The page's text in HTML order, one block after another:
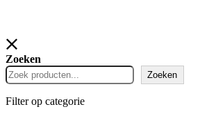
Zoeken
Zoeken
Filter op categorie